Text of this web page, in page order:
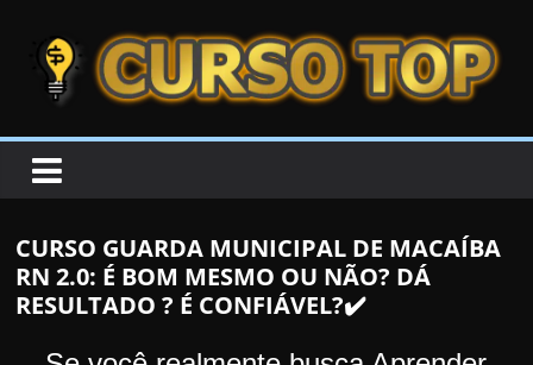
CURSOTOP
s
e
l
CURSO GUARDA MUNICIPAL DE MACAÍBA
RN 2.0: É BOM MESMO OU NÃO? DÁ
RESULTADO ? É CONFIÁVEL?✔️